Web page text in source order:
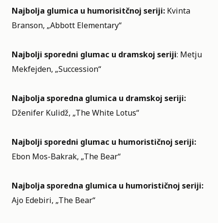
Najbolja glumica u humorisitčnoj seriji: Kvinta
Branson, „Abbott Elementary“
Najbolji sporedni glumac u dramskoj seriji: Metju
Mekfejden, „Succession“
Najbolja sporedna glumica u dramskoj seriji:
Dženifer Kulidž, „The White Lotus“
Najbolji sporedni glumac u humorističnoj seriji:
Ebon Mos-Bakrak, „The Bear“
Najbolja sporedna glumica u humorističnoj seriji:
Ajo Edebiri, „The Bear“